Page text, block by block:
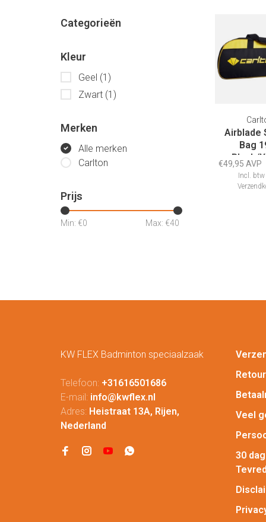
Categorieën
Kleur
Geel (1)
Zwart (1)
Merken
Alle merken
Carlton
Prijs
Min: €0 Max: €40
Airblade
Bag
Black/
€49,95 AVP
Incl. btw
KW FLEX Badminton speciaalzaak
Telefoon: +31616501686
E-mail: info@kwflex.nl
Adres: Heistraat 13A, Rijen,
Nederland
Veel
30